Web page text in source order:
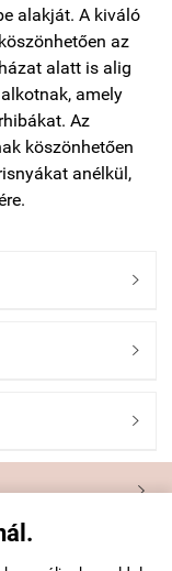
alakját. A kiváló
az
alatt is alig
amely
Az
köszönhetően
anélkül,



